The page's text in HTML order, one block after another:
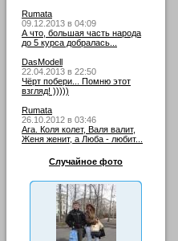
Rumata
09.12.2013 в 04:09
А что, большая часть народа
до 5 курса добралась...
DasModell
22.04.2013 в 22:50
Чёрт побери... Помню этот
взгляд! )))))
Rumata
26.10.2012 в 03:46
Ага. Коля колет, Валя валит,
Женя женит, а Люба - любит...
Случайное фото